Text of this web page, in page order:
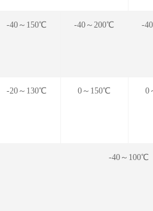
-40～150℃ -40～200℃ -
-20～130℃ 0～150℃ 0
-40～100℃